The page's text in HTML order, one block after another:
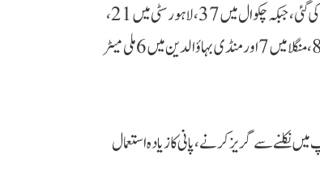
اعداد و شمار کے مطابق سب سے زیادہ بارش لاہور ایئرپورٹ پر 41 ملی میٹر ریکارڈ کی گئی، جبکہ چکوال میں 37، لاہور سٹی میں 21،
جہلم میں 18، گجرانوالہ میں 15، قصور میں 11، نارووال میں 9، سیالکوٹ میں 8، منگلا میں 7 اور منڈی بہاؤالدین میں 6 ملی میٹر
سے گریز کرنے، پانی کا زیادہ استعمال